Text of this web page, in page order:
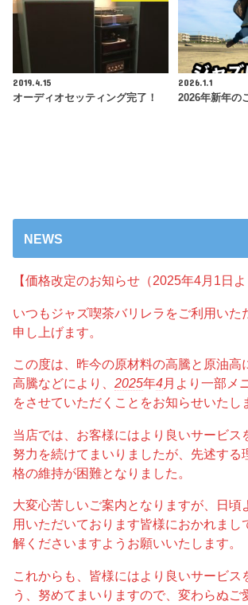
2019.4.15
オーディオセッティング完了！
2026.1.1
2026年新年の
NEWS
【価格改定のお知らせ（2025年4月1日よ
いつもジャズ喫茶バリレラをご利用いた
申し上げます。
この度は、昨今の原材料の高騰と原油高
高騰などにより、2025年4月より一部メ
をさせていただくことをお知らせいたし
当店では、お客様にはより良いサービス
努力を続けてまいりましたが、先述する
格の維持が困難となりました。
大変心苦しいご案内となりますが、日頃
用いただいております皆様におかれまし
解くださいますようお願いいたします。
これからも、皆様にはより良いサービス
う、努めてまいりますので、変わらぬご